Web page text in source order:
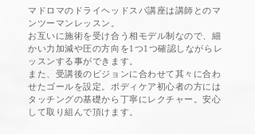
​マドロマのドライヘッドスパ講座は講師とのマ
ンツーマンレッスン。
お互いに施術を受け合う相モデル制なので、細
かい力加減や圧の方向を1つ1つ確認しながらレ
ッスンする事ができます。
また、受講後のビジョンに合わせて其々に合わ
せたゴールを設定。ボディケア初心者の方には
タッチングの基礎から丁寧にレクチャー。安心
して取り組んで頂けます。